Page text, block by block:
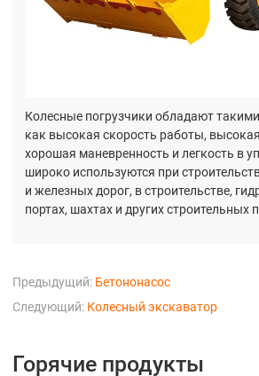
Колесные погрузчики обладают
как высокая скорость работы,
хорошая маневренность и легкость в
широко используются при
и железных дорог, в строительстве,
портах, шахтах и других строительных
Предыдущий: Бетононасос
Следующий: Колесный экскаватор
Горячие продукты